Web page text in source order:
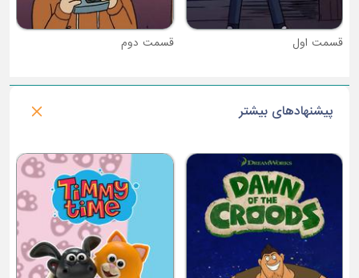
قسمت دوم
پیشنهادهای بیشتر
فصل 2 : گربه سگ